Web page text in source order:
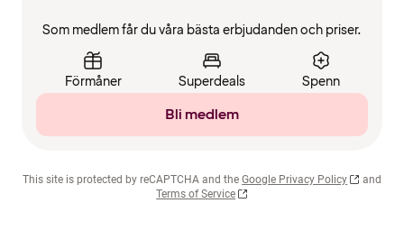
Som medlem får du våra bästa erbjudanden och priser.
Förmåner Superdeals Spenn
Bli medlem
This site is protected by reCAPTCHA and the Google Privacy Policy
and
Terms of Service